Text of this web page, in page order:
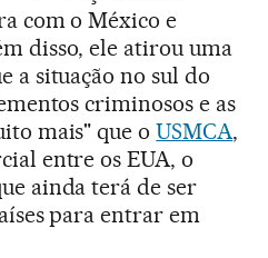
com o México e
disso, ele atirou uma
a situação no sul do
criminosos e as
mais" que oUSMCA,
entre os EUA, o
ainda terá de ser
para entrar em